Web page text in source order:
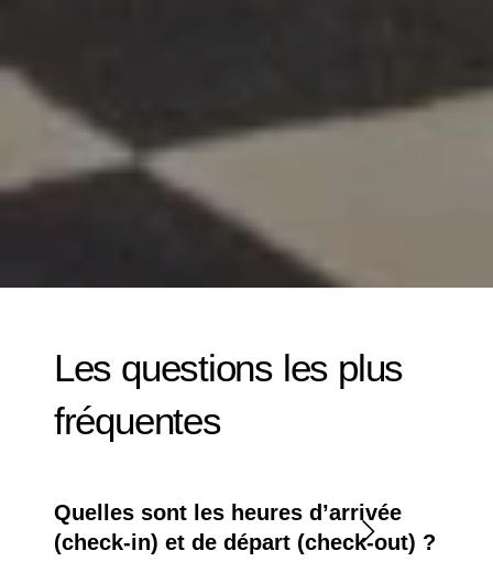
Les questions les plus
fréquentes
Quelles sont les heures d’arrivée
(check-in) et de départ (check-out) ?